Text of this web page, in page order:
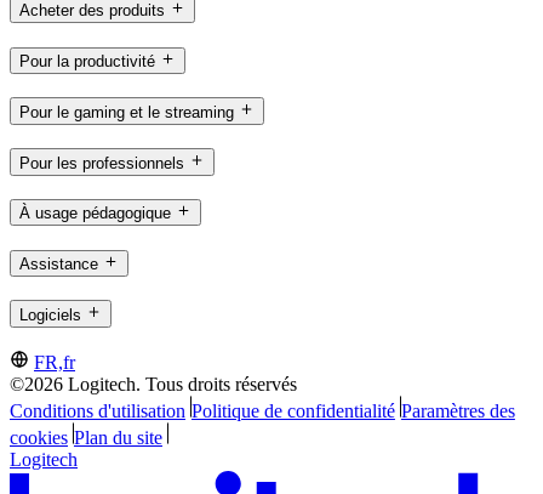
Acheter des produits
Pour la productivité
Pour le gaming et le streaming
Pour les professionnels
À usage pédagogique
Assistance
Logiciels
FR,fr
©2026 Logitech. Tous droits réservés
Conditions d'utilisation Politique de confidentialité Paramètres des
cookies Plan du site
Logitech